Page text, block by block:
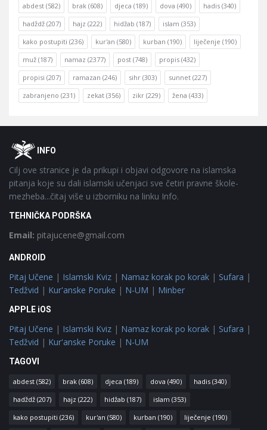
abdest (582) brak (608) djeca (189) dova (490) hadis (340)
hadždž (207) hajz (222) hidžab (187) islam (353)
kako postupiti (236) kur'an (580) kurban (190) liječenje (190)
muž (187) namaz (2377) post (748) propis (432)
propisi (207) ramazan (246) sihr (303) sunnet (227)
zabranjeno (231) zekat (356) zikr (229) žena (433)
FooterOINFO
Cilj ove stranice je da prikupi i objavi odgovore na islamska
pitanja koje su dali islamski učenjaci sve četiri pravne škole-
mezheba...čitaj više u izborniku na linku Info.
TEHNIČKA PODRŠKA
Email: pitajucene@gmail.com
ANDROID
Pitaj Učene | Islamski Kviz | Namaz korak po korak | Sufara |
Tedžvid | Kur'anske Poruke | N-UM | Minber
APPLE iOS
Pitaj Učene | Islamski Kviz | Namaz korak po korak | Sufara |
Tedžvid | Kur'anske Poruke | N-UM
TAGOVI
abdest (582) brak (608) djeca (189) dova (490) hadis (340)
hadždž (207) hajz (222) hidžab (187) islam (353)
kako postupiti (236) kur'an (580) kurban (190) liječenje (190)